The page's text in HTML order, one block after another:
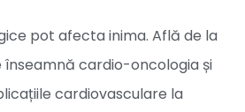
pot afecta inima. Află de la
înseamnă cardio-oncologia și
cardiovasculare la